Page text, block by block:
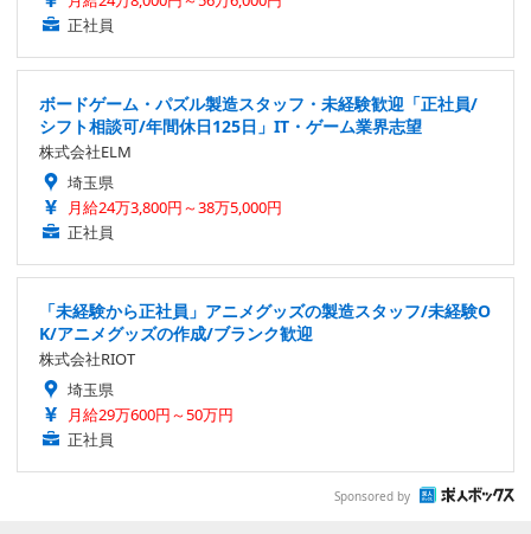
正社員
ボードゲーム・パズル製造スタッフ・未経験歓迎「正社員/
シフト相談可/年間休日125日」IT・ゲーム業界志望
株式会社ELM
埼玉県
月給24万3,800円～38万5,000円
正社員
「未経験から正社員」アニメグッズの製造スタッフ/未経験O
K/アニメグッズの作成/ブランク歓迎
株式会社RIOT
埼玉県
月給29万600円～50万円
正社員
Sponsored by